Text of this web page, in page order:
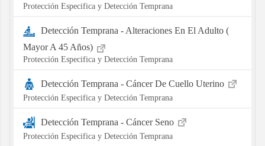
Protección Especifica y Detección Temprana
Detección Temprana - Alteraciones En El Adulto (
Mayor A 45 Años)
Protección Especifica y Detección Temprana
Detección Temprana - Cáncer De Cuello Uterino
Protección Especifica y Detección Temprana
Detección Temprana - Cáncer Seno
Protección Especifica y Detección Temprana